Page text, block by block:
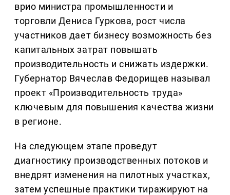
врио министра промышленности и
торговли Дениса Гуркова, рост числа
участников дает бизнесу возможность без
капитальных затрат повышать
производительность и снижать издержки.
Губернатор Вячеслав Федорищев называл
проект «Производительность труда»
ключевым для повышения качества жизни
в регионе.
На следующем этапе проведут
диагностику производственных потоков и
внедрят изменения на пилотных участках,
затем успешные практики тиражируют на